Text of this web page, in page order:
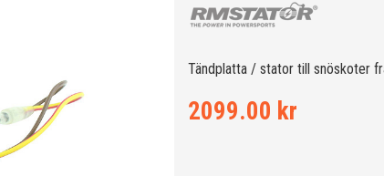
Tändplatta / stator till snöskoter
2099.00 kr